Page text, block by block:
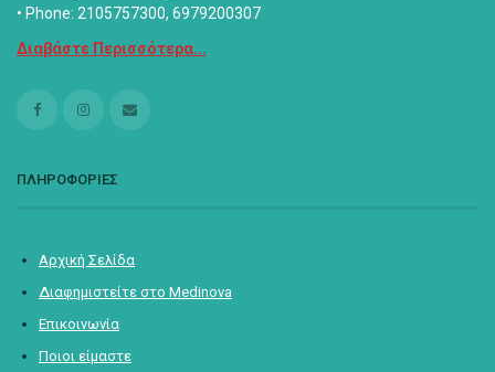
• Phone: 2105757300, 6979200307
Διαβάστε Περισσότερα...
ΠΛΗΡΟΦΟΡΙΕΣ
Αρχική Σελίδα
Διαφημιστείτε στο Medinova
Επικοινωνία
Ποιοι είμαστε